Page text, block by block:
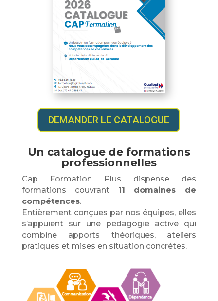
DEMANDER LE CATALOGUE
Un catalogue de formations
professionnelles
Cap Formation Plus dispense des
formations couvrant 11 domaines de
compétences.
Entièrement conçues par nos équipes, elles
s’appuient sur une pédagogie active qui
combine apports théoriques, ateliers
pratiques et mises en situation concrètes.